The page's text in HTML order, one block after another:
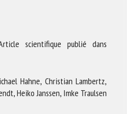
scientifique publié dans
Hahne, Christian Lambertz,
Heiko Janssen, Imke Traulsen